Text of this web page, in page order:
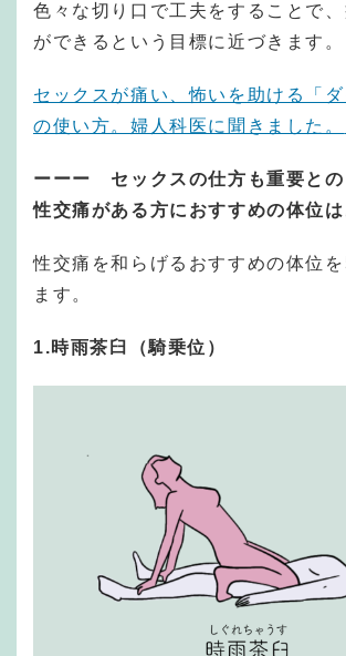
色々な切り口で工夫をすることで
ができるという目標に近づきます。
セックスが痛い、怖いを助ける「ダ
の使い方。婦人科医に聞きました。
ーーー セックスの仕方も重要との
性交痛がある方におすすめの体位
性交痛を和らげるおすすめの体位
ます。
1.時雨茶臼（騎乗位）